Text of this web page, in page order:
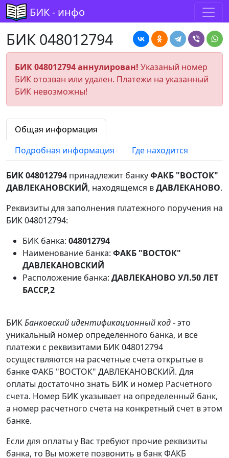
БИК - инфо
БИК 048012794
БИК 048012794 аннулирован! Указаный номер
БИК отозван или удален. Платежи на указанный
БИК невозможны!
Общая информация
Подробная информация
Где находится
БИК 048012794 принадлежит банкуФАКБ "ВОСТОК"
ДАВЛЕКАНОВСКИЙ, находящемся вДАВЛЕКАНОВО.
Реквизиты для заполнения платежного поручения на
БИК 048012794:
БИК банка: 048012794
Наименование банка: ФАКБ "ВОСТОК"
ДАВЛЕКАНОВСКИЙ
Расположение банка: ДАВЛЕКАНОВО УЛ.50 ЛЕТ
БАССР,2
БИКБанковский идентификационный код- это
уникальный номер определенного банка, и все
платежи с реквизитами БИК 048012794
осуществляются на расчетные счета открытые в
банке ФАКБ "ВОСТОК" ДАВЛЕКАНОВСКИЙ. Для
оплаты достаточно знать БИК и номер Расчетного
счета. Номер БИК указывает на определенный банк,
а номер расчетного счета на конкретный счет в этом
банке.
Если для оплаты у Вас требуют прочие реквизиты
банка, то Вы можете позвонить в банк ФАКБ